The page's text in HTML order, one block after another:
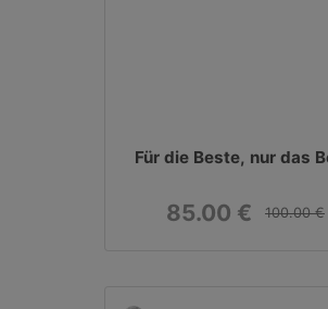
Für die Beste, nur das
85.00 € 100.00 €